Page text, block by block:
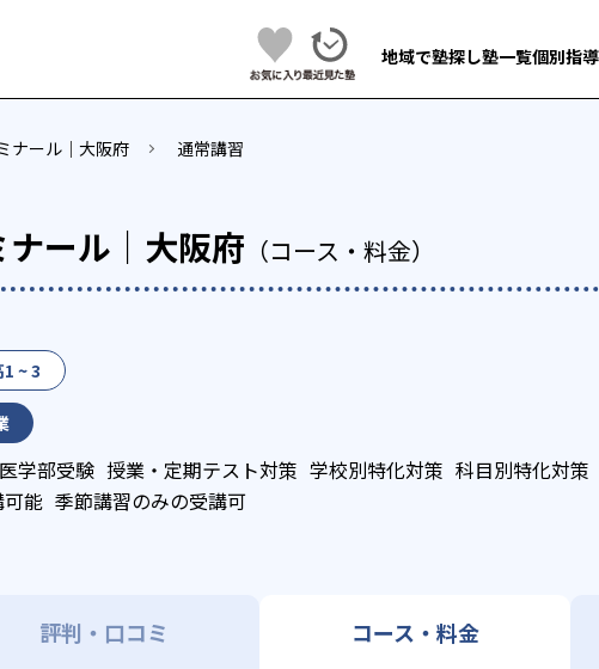
地域で塾探し塾一覧個別指
ナール｜大阪府 通常講習
ール｜大阪府 （コース・料金）
1 ~ 3
医学部受験 授業・定期テスト対策 学校別特化対策 科目別特化対策
能 季節講習のみの受講可
評判・口コミ コース・料金